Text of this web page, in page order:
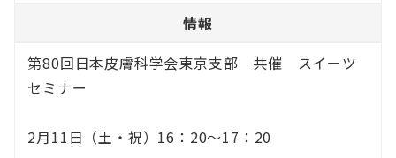
情報
第80回日本皮膚科学会東京支部 共催 スイーツ
セミナー
2月11日（土・祝）16：20～17：20